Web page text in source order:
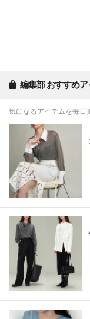
編集部 おすすめア
気になるアイテムを毎日